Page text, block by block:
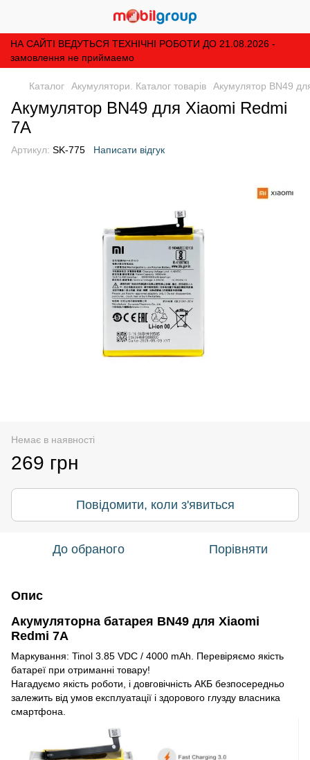
НА САЙТІ ВЕДУТЬСЯ ТЕХНІЧНІ РОБОТИ ДО 21.08.2026 -
замовлення не приймаемо
Каталог Акумулятори. Каталог товарів Акумулятор BN49
Акумулятор BN49 для Xiaomi Redmi
7A
Артикул: SK-775 Написати відгук
Немає в наявності
269 грн
Повідомити, коли з'явиться
До обраного Порівняти
Опис
Акумуляторна батарея BN49 для Xiaomi
Redmi 7A
Маркування: Tinol 3.85 VDC / 4000 mAh. Перевіряємо якість
батареї при отриманні товару!
Нагадуємо якість роботи, і довговічність АКБ безпосередньо
залежить від умов експлуатації і здорового глузду власника
смартфона.